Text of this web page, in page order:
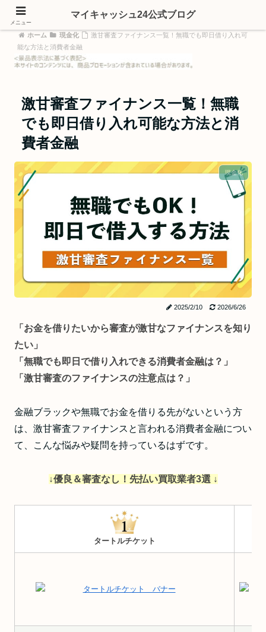
ホーム 現金化
激甘審査ファイナンス一覧！無職でも即日借り入れ可
能な方法と消費者金融
激甘審査ファイナンス一覧！無職
でも即日借り入れ可能な方法と消
費者金融
現金化
2025/2/10 2026/6/26
「お金を借りたいから審査が激甘なファイナンスを知り
たい」
「無職でも即日で借り入れできる消費者金融は？」
「激甘審査のファイナンスの注意点は？」
金融ブラックや無職でお金を借りる先がないという方
は、激甘審査ファイナンスと言われる消費者金融につい
て、こんな悩みや疑問を持っているはずです。
↓優良＆審査なし！先払い買取業者3選 ↓
タートルチケット
メニュー
マイキャッシュ24公式ブログ